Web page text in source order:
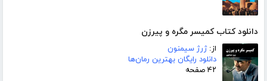
دانلود کتاب کمیسر مگره و پیرزن
از:ژرژ سیمنون
دانلود رایگان بهترین رمان‌ها
۴۲ صفحه